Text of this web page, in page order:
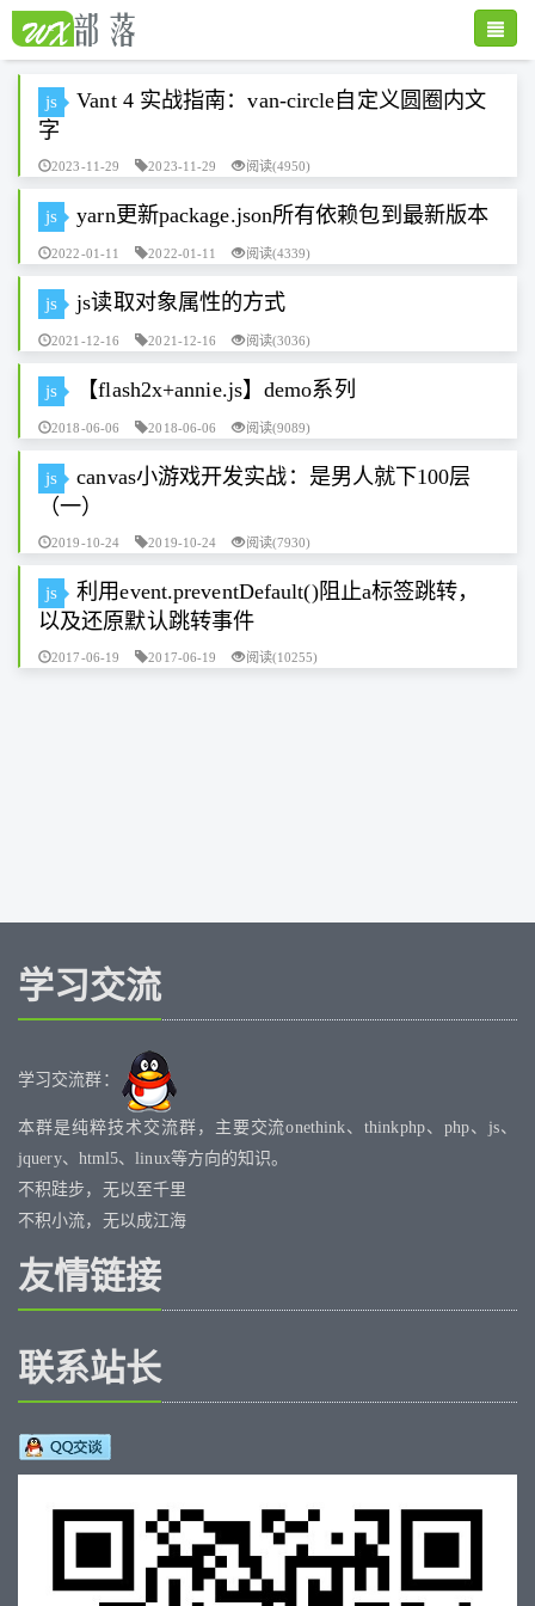
Toggle
js
Vant 4 实战指南：van-circle自定义圆圈内文
字
2023-11-29 2023-11-29 阅读(4950)
js yarn更新package.json所有依赖包到最新版本
2022-01-11 2022-01-11 阅读(4339)
js js读取对象属性的方式
2021-12-16 2021-12-16 阅读(3036)
js 【flash2x+annie.js】demo系列
2018-06-06 2018-06-06 阅读(9089)
js
canvas小游戏开发实战：是男人就下100层
（一）
2019-10-24 2019-10-24 阅读(7930)
js
利用event.preventDefault()阻止a标签跳转，
以及还原默认跳转事件
2017-06-19 2017-06-19 阅读(10255)
学习交流
学习交流群：
本群是纯粹技术交流群，主要交流onethink、thinkphp、php、js、
jquery、html5、linux等方向的知识。
不积跬步，无以至千里
不积小流，无以成江海
友情链接
联系站长